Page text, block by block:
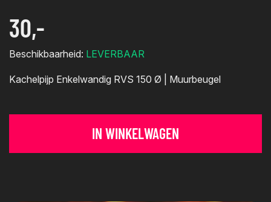
30,-
Kachelpijp Enkelwandig RVS 150 Ø | Muurbeugel
Beschikbaarheid: LEVERBAAR
IN WINKELWAGEN